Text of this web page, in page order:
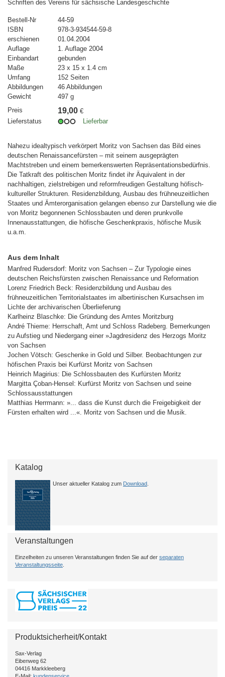
Schriften des Vereins für sächsische Landesgeschichte
Bestell-Nr
44-59
ISBN
978-3-934544-59-8
erschienen
01.04.2004
Auflage
1. Auflage 2004
Einbandart
gebunden
Maße
23 x 15 x 1.4 cm
Umfang
152 Seiten
Abbildungen
46 Abbildungen
Gewicht
497 g
Preis
19,00 €
Lieferstatus
Lieferbar
Nahezu idealtypisch verkörpert Moritz von Sachsen das Bild eines
deutschen Renaissancefürsten – mit seinem ausgeprägten
Machtstreben und einem bemerkenswerten Repräsentationsbedürfnis.
Die Tatkraft des politischen Moritz findet ihr Äquivalent in der
nachhaltigen, zielstrebigen und reformfreudigen Gestaltung höfisch-
kultureller Strukturen. Residenzbildung, Ausbau des frühneuzeitlichen
Staates und Ämterorganisation gelangen ebenso zur Darstellung wie die
von Moritz begonnenen Schlossbauten und deren prunkvolle
Innenausstattungen, die höfische Geschenkpraxis, höfische Musik
u.a.m.
Aus dem Inhalt
Manfred Rudersdorf: Moritz von Sachsen – Zur Typologie eines
deutschen Reichsfürsten zwischen Renaissance und Reformation
Lorenz Friedrich Beck: Residenzbildung und Ausbau des
frühneuzeitlichen Territorialstaates im albertinischen Kursachsen im
Lichte der archivarischen Überlieferung
Karlheinz Blaschke: Die Gründung des Amtes Moritzburg
André Thieme: Herrschaft, Amt und Schloss Radeberg. Bemerkungen
zu Aufstieg und Niedergang einer »Jagdresidenz des Herzogs Moritz
von Sachsen
Jochen Vötsch: Geschenke in Gold und Silber. Beobachtungen zur
höfischen Praxis bei Kurfürst Moritz von Sachsen
Heinrich Magirius: Die Schlossbauten des Kurfürsten Moritz
Margitta Çoban-Hensel: Kurfürst Moritz von Sachsen und seine
Schlossausstattungen
Matthias Herrmann: »... dass die Kunst durch die Freigebigkeit der
Fürsten erhalten wird ...«. Moritz von Sachsen und die Musik.
Katalog
Unser aktueller Katalog zum Download
Veranstaltungen
Einzelheiten zu unseren Veranstaltungen finden Sie auf der separaten
Veranstaltungsseite
Produktsicherheit/Kontakt
Sax-Verlag
Eibenweg 62
04416 Markkleeberg